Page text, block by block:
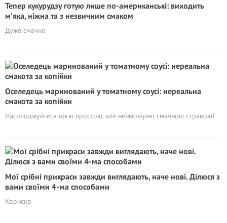
Тепер кукурудзу готую лише по-американські: виходить
м’яка, ніжна та з незвичним смаком
Дуже смачно
Оселедець маринований у томатному соусі: нереальна
смакота за копійки
Насолоджуйтеся цією простою, але неймовірно смачною стравою!
Мої срібні прикраси завжди виглядають, наче нові. Ділюся з
вами своїми 4-ма способами
Корисно